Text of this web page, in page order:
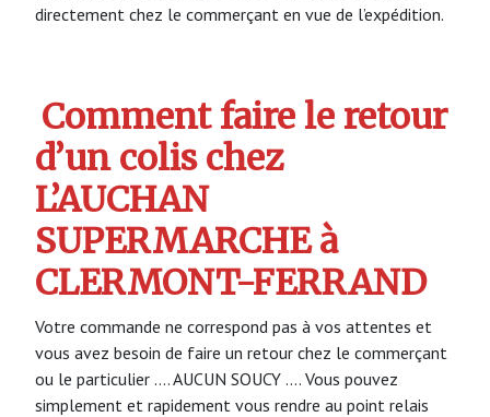
directement chez le commerçant en vue de l’expédition.
Comment faire le retour
d’un colis chez
L’AUCHAN
SUPERMARCHE à
CLERMONT-FERRAND
Votre commande ne correspond pas à vos attentes et
vous avez besoin de faire un retour chez le commerçant
ou le particulier …. AUCUN SOUCY …. Vous pouvez
simplement et rapidement vous rendre au point relais